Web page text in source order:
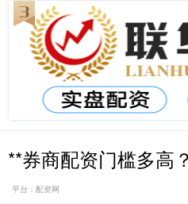
**券商配资门槛多高
平台：配资网